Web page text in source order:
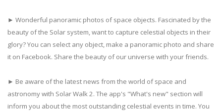
► Wonderful panoramic photos of space objects. Fascinated by the
beauty of the Solar system, want to capture celestial objects in their
glory? You can select any object, make a panoramic photo and share
it on Facebook. Share the beauty of our universe with your friends.
► Be aware of the latest news from the world of space and
astronomy with Solar Walk 2. The app's "What's new" section will
inform you about the most outstanding celestial events in time. You